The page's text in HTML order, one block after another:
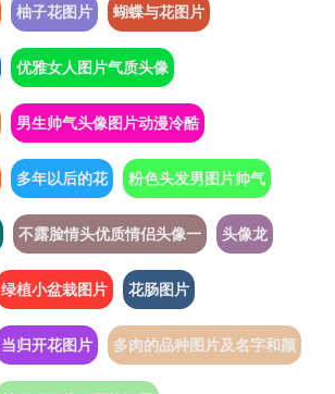
柚子花图片 蝴蝶与花图片
优雅女人图片气质头像
男生帅气头像图片动漫冷酷
多年以后的花 粉色头发男图片帅气
不露脸情头优质情侣头像一 头像龙
绿植小盆栽图片 花肠图片
当归开花图片 多肉的品种图片及名字和颜